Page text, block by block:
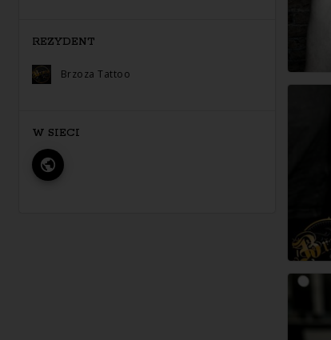
REZYDENT
Brzoza Tattoo
W SIECI